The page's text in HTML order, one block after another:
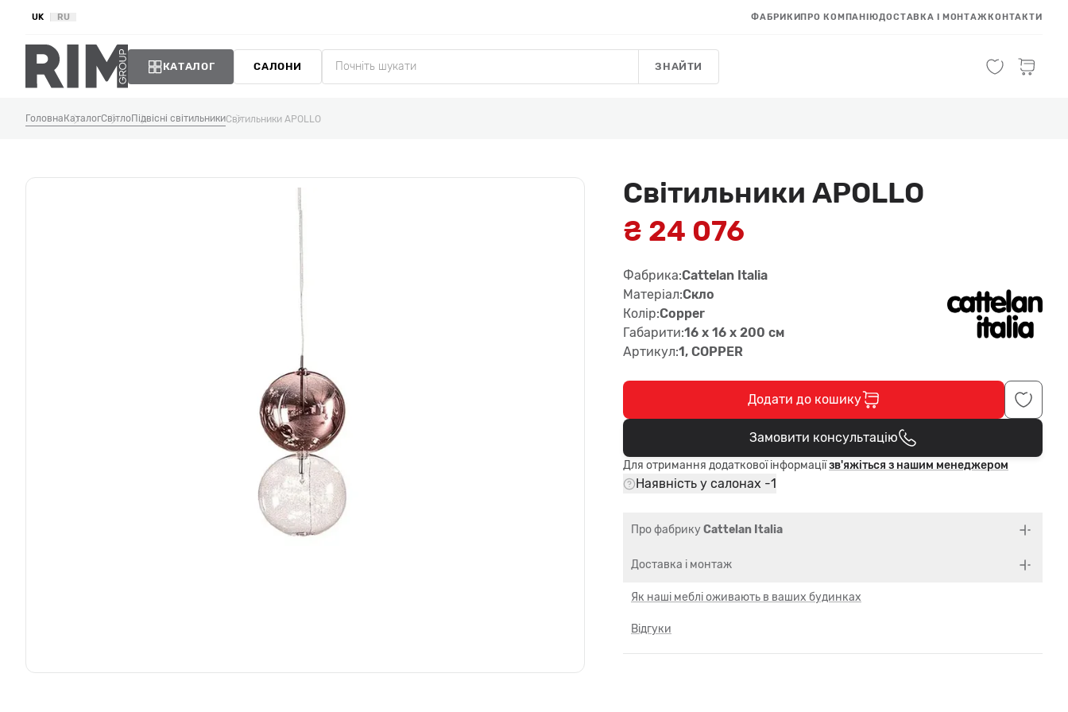
UK RU ФАБРИКИПРО КОМПАНІЮДОСТАВКА І МОНТАЖКОНТАКТИ
КАТАЛОГ САЛОНИ ЗНАЙТИ
Головна КаталогСвітлоПідвісні світильникиСвітильники APOLLO
Світильники APOLLO
₴ 24 076
Фабрика:Cattelan Italia
Матеріал:Скло
Колір:Copper
Габарити:16 x 16 x 200 см
Артикул:1, COPPER
Додати до кошику
В кошику
Замовити консультацію
Для отримання додаткової інформаціїзв'яжіться з нашим менеджером
Наявність у салонах -1
Про фабрикуCattelan Italia
Доставка і монтаж
Як наші меблі оживають в ваших будинках
Відгуки